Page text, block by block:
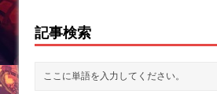
記事検索